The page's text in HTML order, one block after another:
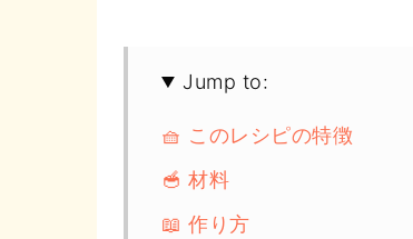
Jump to:
🧺 このレシピの特徴
🥣 材料
📖 作り方